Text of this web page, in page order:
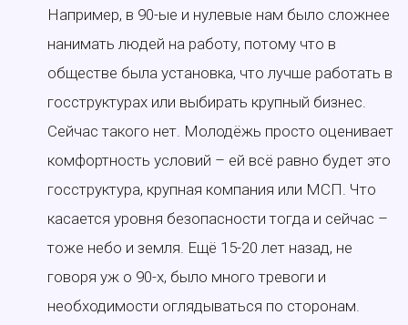
Например, в 90-ые и нулевые нам было сложнее
нанимать людей на работу, потому что в
обществе была установка, что лучше работать в
госструктурах или выбирать крупный бизнес.
Сейчас такого нет. Молодёжь просто оценивает
комфортность условий – ей всё равно будет это
госструктура, крупная компания или МСП. Что
касается уровня безопасности тогда и сейчас –
тоже небо и земля. Ещё 15-20 лет назад, не
говоря уж о 90-х, было много тревоги и
необходимости оглядываться по сторонам.